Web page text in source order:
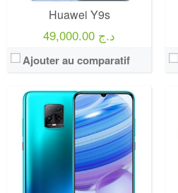
Huawei Y9s
49,000.00 د.ج
Ajouter au comparatif